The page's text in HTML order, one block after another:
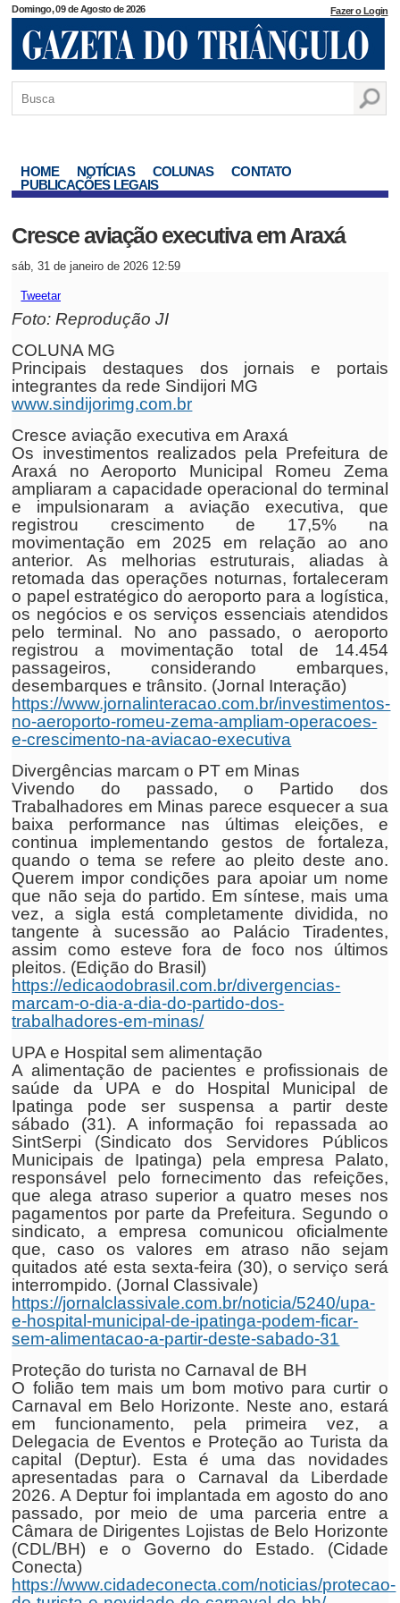
Domingo, 09 de Agosto de 2026 Fazer o Login
HOME NOTÍCIAS COLUNAS
CONTATO
PUBLICAÇÕES LEGAIS
Cresce aviação executiva em Araxá
sáb, 31 de janeiro de 2026 12:59
Tweetar
Foto: Reprodução JI
COLUNA MG
Principais destaques dos jornais e portais
integrantes da rede Sindijori MG
www.sindijorimg.com.br
Cresce aviação executiva em Araxá
Os investimentos realizados pela Prefeitura de
Araxá no Aeroporto Municipal Romeu Zema
ampliaram a capacidade operacional do terminal
e impulsionaram a aviação executiva, que
registrou crescimento de 17,5% na
movimentação em 2025 em relação ao ano
anterior. As melhorias estruturais, aliadas à
retomada das operações noturnas, fortaleceram
o papel estratégico do aeroporto para a logística,
os negócios e os serviços essenciais atendidos
pelo terminal. No ano passado, o aeroporto
registrou a movimentação total de 14.454
passageiros, considerando embarques,
desembarques e trânsito. (Jornal Interação)
https://www.jornalinteracao.com.br/investimentos-
no-aeroporto-romeu-zema-ampliam-operacoes-
e-crescimento-na-aviacao-executiva
Divergências marcam o PT em Minas
Vivendo do passado, o Partido dos
Trabalhadores em Minas parece esquecer a sua
baixa performance nas últimas eleições, e
continua implementando gestos de fortaleza,
quando o tema se refere ao pleito deste ano.
Querem impor condições para apoiar um nome
que não seja do partido. Em síntese, mais uma
vez, a sigla está completamente dividida, no
tangente à sucessão ao Palácio Tiradentes,
assim como esteve fora de foco nos últimos
pleitos. (Edição do Brasil)
https://edicaodobrasil.com.br/divergencias-
marcam-o-dia-a-dia-do-partido-dos-
trabalhadores-em-minas/
UPA e Hospital sem alimentação
A alimentação de pacientes e profissionais de
saúde da UPA e do Hospital Municipal de
Ipatinga pode ser suspensa a partir deste
sábado (31). A informação foi repassada ao
SintSerpi (Sindicato dos Servidores Públicos
Municipais de Ipatinga) pela empresa Palato,
responsável pelo fornecimento das refeições,
que alega atraso superior a quatro meses nos
pagamentos por parte da Prefeitura. Segundo o
sindicato, a empresa comunicou oficialmente
que, caso os valores em atraso não sejam
quitados até esta sexta-feira (30), o serviço será
interrompido. (Jornal Classivale)
https://jornalclassivale.com.br/noticia/5240/upa-
e-hospital-municipal-de-ipatinga-podem-ficar-
sem-alimentacao-a-partir-deste-sabado-31
Proteção do turista no Carnaval de BH
O folião tem mais um bom motivo para curtir o
Carnaval em Belo Horizonte. Neste ano, estará
em funcionamento, pela primeira vez, a
Delegacia de Eventos e Proteção ao Turista da
capital (Deptur). Esta é uma das novidades
apresentadas para o Carnaval da Liberdade
2026. A Deptur foi implantada em agosto do ano
passado, por meio de uma parceria entre a
Câmara de Dirigentes Lojistas de Belo Horizonte
(CDL/BH) e o Governo do Estado. (Cidade
Conecta)
https://www.cidadeconecta.com/noticias/protecao-